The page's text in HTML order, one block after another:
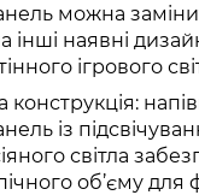
можна
інші наявні
ігрового
із
світла
об’єму для